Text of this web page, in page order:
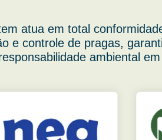
atua em total
e controle de pragas,
ambiental